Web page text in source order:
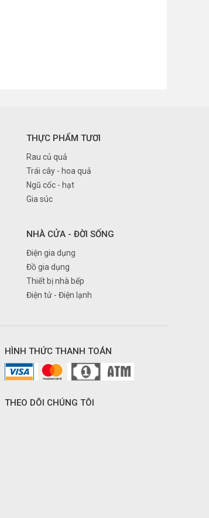
THỰC PHẨM TƯƠI
Rau củ quả
Trái cây - hoa quả
Ngũ cốc - hạt
Gia súc
NHÀ CỬA - ĐỜI SỐNG
Điện gia dụng
Đồ gia dụng
Thiết bị nhà bếp
Điện tử - Điện lạnh
HÌNH THỨC THANH TOÁN
THEO DÕI CHÚNG TÔI